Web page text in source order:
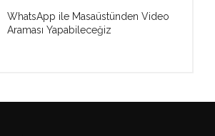
WhatsApp ile Masaüstünden Video
Araması Yapabileceğiz